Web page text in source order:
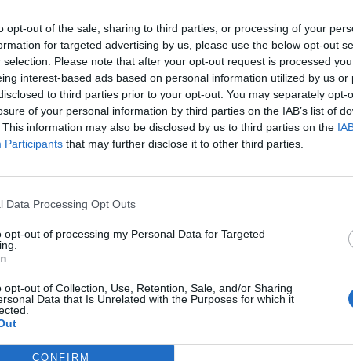
opt-out of the sale, sharing to third parties, or processing of your
for targeted advertising by us, please use the below opt-out
selection. Please note that after your opt-out request is processed
interest-based ads based on personal information utilized by us or
to third parties prior to your opt-out. You may separately opt-
of your personal information by third parties on the IAB’s list of
information may also be disclosed by us to third parties on the
Participants that may further disclose it to other third parties.
Data Processing Opt Outs
opt-out of processing my Personal Data for Targeted
opt-out of Collection, Use, Retention, Sale, and/or Sharing
Data that Is Unrelated with the Purposes for which it
CONFIRM
δειλίας και χυδαιότητας!